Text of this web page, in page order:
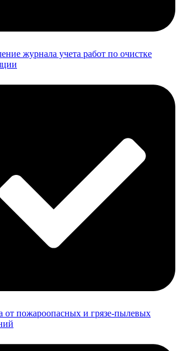
журнала учета работ по очистке
от пожароопасных и грязе-пылевых